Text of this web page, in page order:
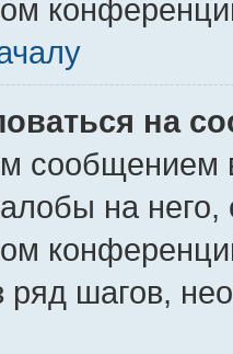
на
сообщением
на
ряд шагов,